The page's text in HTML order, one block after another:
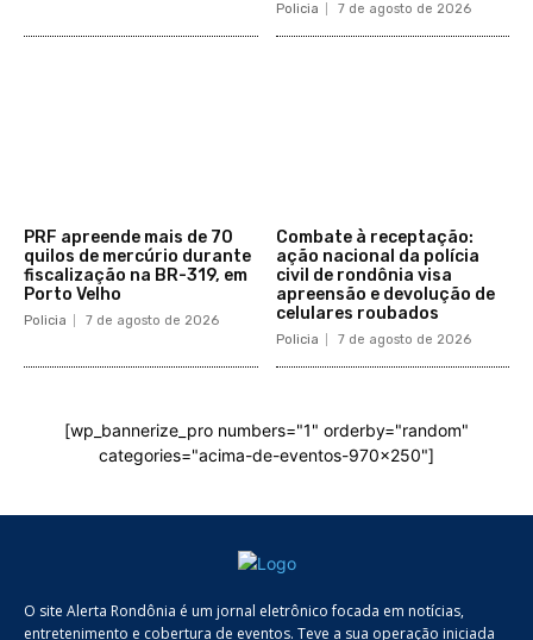
Policia 7 de agosto de 2026
PRF apreende mais de 70
quilos de mercúrio durante
fiscalização na BR-319, em
Porto Velho
Policia 7 de agosto de 2026
Combate à receptação:
ação nacional da polícia
civil de rondônia visa
apreensão e devolução de
celulares roubados
Policia 7 de agosto de 2026
[wp_bannerize_pro numbers="1" orderby="random"
categories="acima-de-eventos-970x250"]
O site Alerta Rondônia é um jornal eletrônico focada em notícias,
entretenimento e cobertura de eventos. Teve a sua operação iniciada